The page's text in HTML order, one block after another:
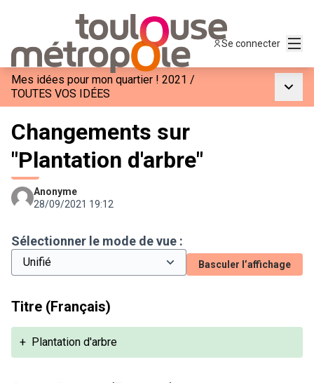
Se connecter
Mes idées pour mon quartier ! 2021 /
TOUTES VOS IDÉES
Changements sur
"Plantation d'arbre"
Anonyme
28/09/2021 19:12
Sélectionner le mode de vue :
Basculer l’affichage
Titre (Français)
+ Plantation d'arbre